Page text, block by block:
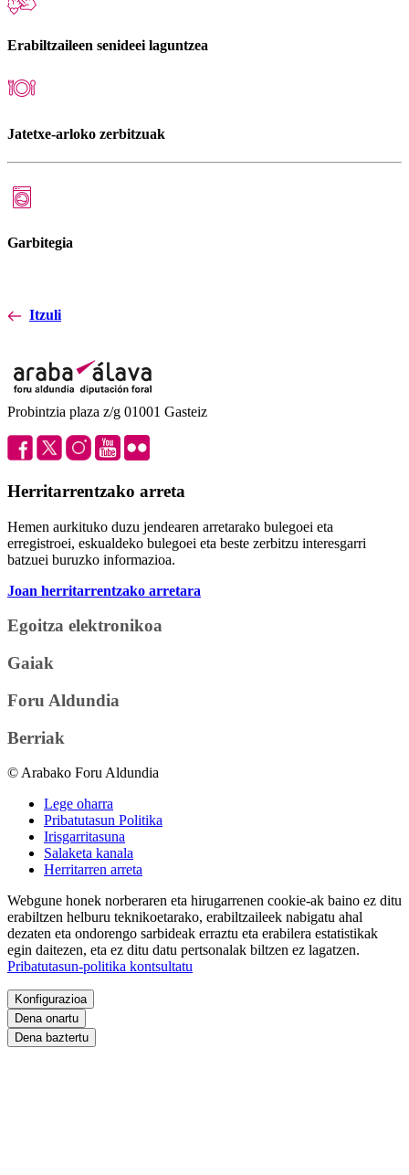
Erabiltzaileen senideei laguntzea
Jatetxe-arloko zerbitzuak
Garbitegia
Itzuli
Probintzia plaza z/g 01001 Gasteiz
Herritarrentzako arreta
Hemen aurkituko duzu jendearen arretarako bulegoei eta
erregistroei, eskualdeko bulegoei eta beste zerbitzu interesgarri
batzuei buruzko informazioa.
Joan herritarrentzako arretara
Egoitza elektronikoa
Gaiak
Foru Aldundia
Berriak
© Arabako Foru Aldundia
Lege oharra
Pribatutasun Politika
Irisgarritasuna
Salaketa kanala
Herritarren arreta
Webgune honek norberaren eta hirugarrenen cookie-ak baino ez ditu
erabiltzen helburu teknikoetarako, erabiltzaileek nabigatu ahal
dezaten eta ondorengo sarbideak erraztu eta erabilera estatistikak
egin daitezen, eta ez ditu datu pertsonalak biltzen ez lagatzen.
Pribatutasun-politika kontsultatu
Konfigurazioa
Dena onartu
Dena baztertu